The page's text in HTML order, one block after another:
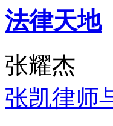
法律天地
张耀杰
张凯律师